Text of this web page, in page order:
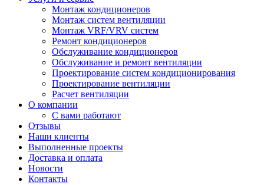
Монтаж кондиционеров
Монтаж систем вентиляции
Монтаж VRF/VRV систем
Ремонт кондиционеров
Обслуживание кондиционеров
Обслуживание и ремонт вентиляции
Проектирование систем кондиционирования
Проектирование вентиляции
Расчет вентиляции
О компании
С вами работают
Отзывы
Наши клиенты
Выполненные проекты
Доставка и оплата
Новости
Контакты